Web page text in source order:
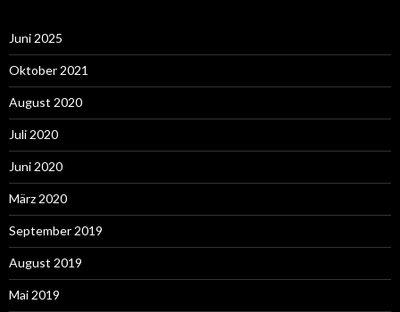
Juni 2025
Oktober 2021
August 2020
Juli 2020
Juni 2020
März 2020
September 2019
August 2019
Mai 2019